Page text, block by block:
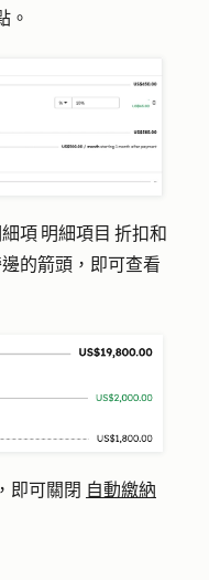
。
項 明細項目 折扣和
的箭頭，即可查看
即可關閉 自動繳納